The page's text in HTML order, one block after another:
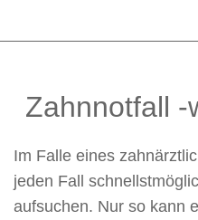
Zahnnotfall -
Im Falle eines
jeden Fall
aufsuchen. Nur so kann